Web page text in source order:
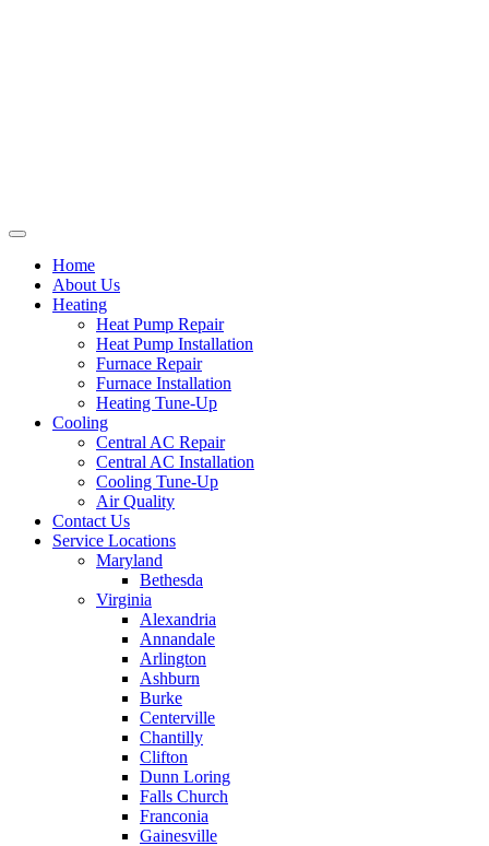
Home
About Us
Heating
Heat Pump Repair
Heat Pump Installation
Furnace Repair
Furnace Installation
Heating Tune-Up
Cooling
Central AC Repair
Central AC Installation
Cooling Tune-Up
Air Quality
Contact Us
Service Locations
Maryland
Bethesda
Virginia
Alexandria
Annandale
Arlington
Ashburn
Burke
Centerville
Chantilly
Clifton
Dunn Loring
Falls Church
Franconia
Gainesville